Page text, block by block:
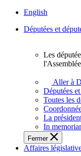
English
Députées et
députés
vous
représentent
sein
de
l'Assemblée
législative
Les
Aller à
Députées
Toutes les
La
In
Fermer
Affaires